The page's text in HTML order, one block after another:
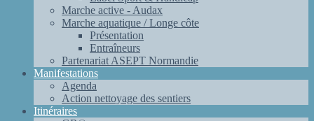
Marche active - Audax
Marche aquatique / Longe côte
Présentation
Entraîneurs
Partenariat ASEPT Normandie
Manifestations
Agenda
Action nettoyage des sentiers
Itinéraires